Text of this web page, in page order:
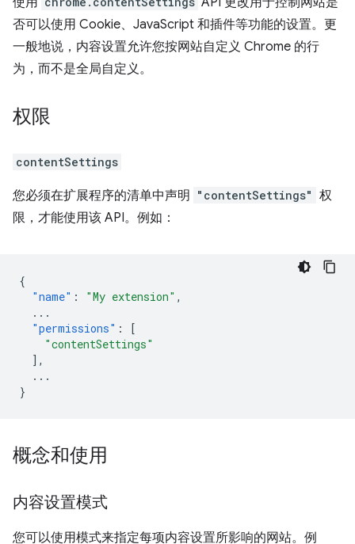
否可以使用 Cookie、JavaScript 和插件等功能的设置。更
一般地说，内容设置允许您按网站自定义 Chrome 的行
为，而不是全局自定义。
权限
contentSettings
您必须在扩展程序的清单中声明 "contentSettings" 权
限，才能使用该 API。例如：
{
"name" : "My extension" ,
...
"permissions" :
[
"contentSettings"
],
...
}
概念和使用
内容设置模式
您可以使用模式来指定每项内容设置所影响的网站。例